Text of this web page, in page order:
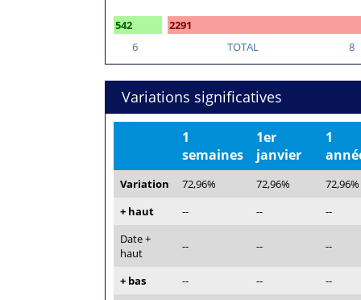
542
2291
6
TOTAL 8
Variations significatives
1
semaines
1er
janvier
1
Variation 72,96% 72,96%
72,96%
+ haut
-- --
--
Date +
haut
-- -- --
+ bas -- --
--